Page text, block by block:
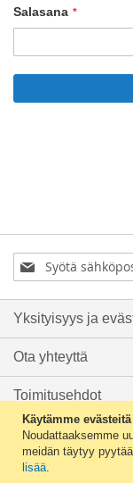
Käytämme
Noudattaaksemme
meidän täytyy
lisää.
Salasana
Tilaa
uutiskirjeemme:
Yksityisyys ja
Ota yhteyttä
Toimitusehdot
Tilaushistoria
Rekisteriseloste